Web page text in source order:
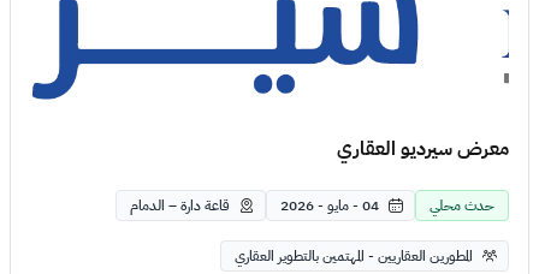
معرض سيرديو العقاري
حدث محلي 04 - مايو - 2026 قاعة دارة – الدمام
المطورين العقاريين - المهتمين بالتطوير العقاري